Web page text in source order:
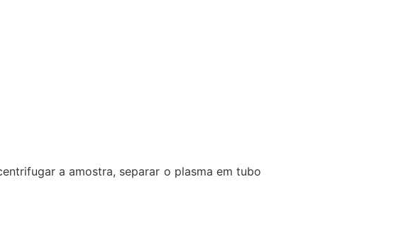
a amostra, separar o plasma em tubo